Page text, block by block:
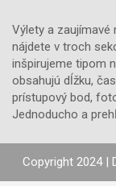
Výlety a zaujímavé
nájdete v troch
inšpirujeme tipom
obsahujú dĺžku,
prístupový bod,
Jednoducho a
Copyright 2024 |